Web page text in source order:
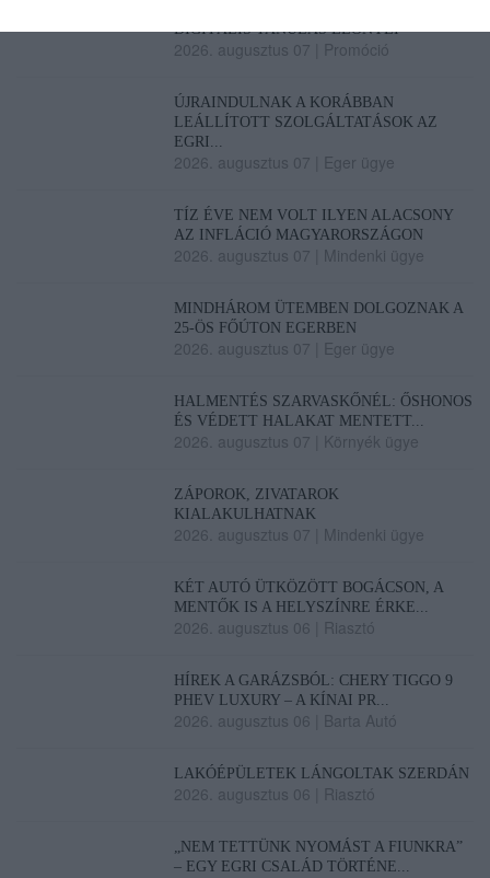
DIGITÁLIS TANULÁS ELŐNYEI
2026. augusztus 07 Promóció
ÚJRAINDULNAK A KORÁBBAN
LEÁLLÍTOTT SZOLGÁLTATÁSOK AZ
EGRI...
2026. augusztus 07 Eger ügye
TÍZ ÉVE NEM VOLT ILYEN ALACSONY
AZ INFLÁCIÓ MAGYARORSZÁGON
2026. augusztus 07 Mindenki ügye
MINDHÁROM ÜTEMBEN DOLGOZNAK A
25-ÖS FŐÚTON EGERBEN
2026. augusztus 07 Eger ügye
HALMENTÉS SZARVASKŐNÉL: ŐSHONOS
ÉS VÉDETT HALAKAT MENTETT...
2026. augusztus 07 Környék ügye
ZÁPOROK, ZIVATAROK
KIALAKULHATNAK
2026. augusztus 07 Mindenki ügye
KÉT AUTÓ ÜTKÖZÖTT BOGÁCSON, A
MENTŐK IS A HELYSZÍNRE ÉRKE...
2026. augusztus 06 Riasztó
HÍREK A GARÁZSBÓL: CHERY TIGGO 9
PHEV LUXURY – A KÍNAI PR...
2026. augusztus 06 Barta Autó
LAKÓÉPÜLETEK LÁNGOLTAK SZERDÁN
2026. augusztus 06 Riasztó
„NEM TETTÜNK NYOMÁST A FIUNKRA”
– EGY EGRI CSALÁD TÖRTÉNE...